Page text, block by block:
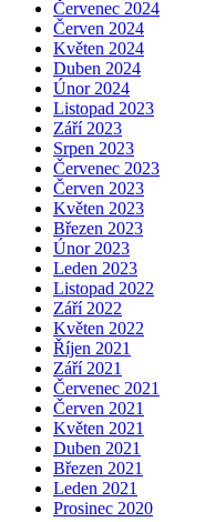
Červenec 2024
Červen 2024
Květen 2024
Duben 2024
Únor 2024
Listopad 2023
Září 2023
Srpen 2023
Červenec 2023
Červen 2023
Květen 2023
Březen 2023
Únor 2023
Leden 2023
Listopad 2022
Září 2022
Květen 2022
Říjen 2021
Září 2021
Červenec 2021
Červen 2021
Květen 2021
Duben 2021
Březen 2021
Leden 2021
Prosinec 2020